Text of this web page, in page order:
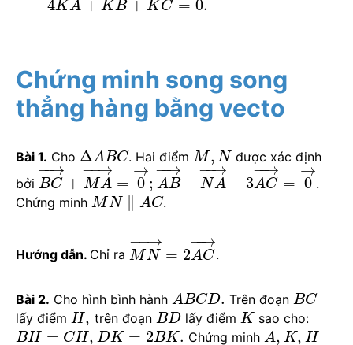
4KA + KB + K C = 0.
Chứng minh song song
thẳng hàng bằng vecto
Bài 1. Cho ΔABC. Hai điểm M, N được xác định
bởi BC
−→
−
+ MA
−→
−
= 0
→
; AB
−→
−
− NA
−→
−
− 3AC
−→
−
= 0
→
.
Chứng minh MN AC.
Hướng dẫn. Chỉ ra MN
− →
−
= 2AC
−→
−
.
Bài 2. Cho hình bình hành ABCD. Trên đoạn BC
lấy điểm H, trên đoạn BD lấy điểm K sao cho:
BH = CH, DK = 2BK. Chứng minh A, K, H